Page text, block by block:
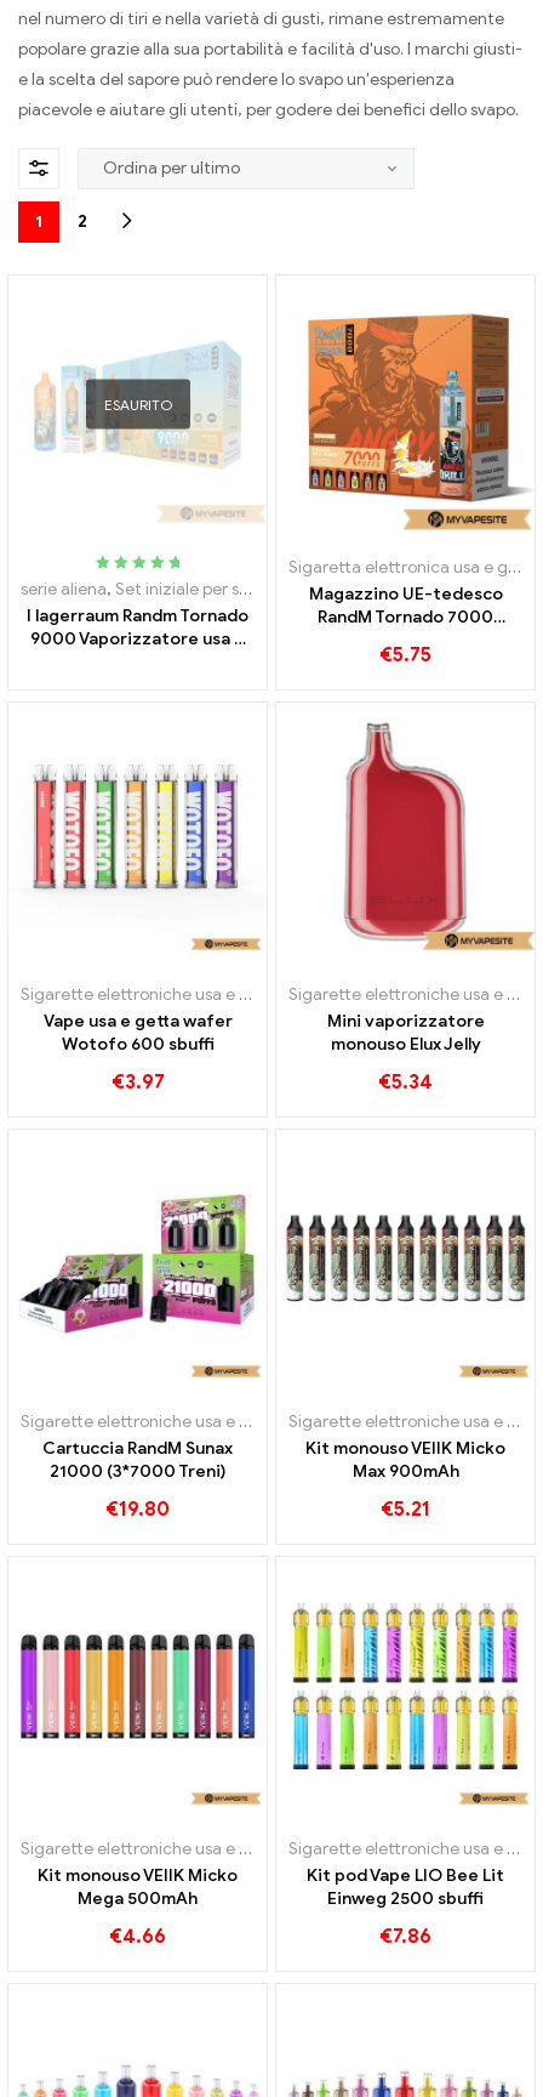
nel numero di tiri e nella varietà di gusti, rimane estremamente
popolare grazie alla sua portabilità e facilità d'uso. I marchi giusti-
e la scelta del sapore può rendere lo svapo un'esperienza
piacevole e aiutare gli utenti, per godere dei benefici dello svapo.
1 2
ESAURITO
Valutato
5.00
serie aliena, Set iniziale per sigaretta elettronica , Sigarette
I lagerraum Randm Tornado
9000 Vaporizzatore usa e
Sigaretta elettronica usa e getta con nicotina
Magazzino UE-tedesco
RandM Tornado 7000
7000 sbuffi
€5.75
Sigarette elettroniche usa e getta
Vape usa e getta wafer
Wotofo 600 sbuffi
€3.97
Sigarette elettroniche usa e getta
Mini vaporizzatore
monouso Elux Jelly
€5.34
Sigarette elettroniche usa e getta
Cartuccia RandM Sunax
21000 (3*7000 Treni)
€19.80
Sigarette elettroniche usa e getta
Kit monouso VEIIK Micko
Max 900mAh
€5.21
Sigarette elettroniche usa e getta
Kit monouso VEIIK Micko
Mega 500mAh
€4.66
Sigarette elettroniche usa e getta
Kit pod Vape LIO Bee Lit
Einweg 2500 sbuffi
€7.86